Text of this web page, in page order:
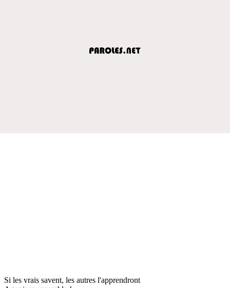
Si les vrais savent, les autres l'apprendront